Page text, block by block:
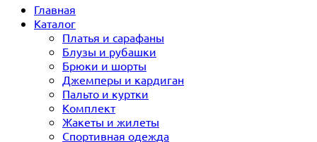
Главная
Каталог
Платья и сарафаны
Блузы и рубашки
Брюки и шорты
Джемперы и кардиган
Пальто и куртки
Комплект
Жакеты и жилеты
Спортивная одежда